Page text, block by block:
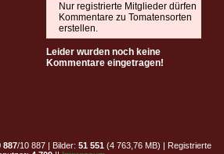
Nur registrierte Mitglieder dürfen
Kommentare zu Tomatensorten
erstellen.
Leider wurden noch keine
Kommentare eingetragen!
887/10 887 | Bilder: 51 551 (4 763,76 MB) | Registrierte